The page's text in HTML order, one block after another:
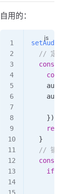
自用的：
// 定义
  const
    const
    })
  }
// 销毁
  const
    if